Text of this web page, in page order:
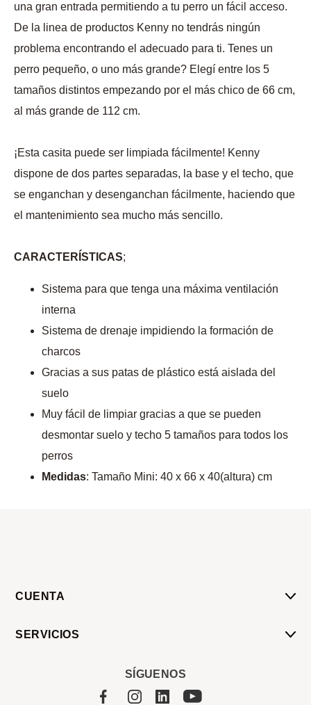
una gran entrada permitiendo a tu perro un fácil acceso.
De la linea de productos Kenny no tendrás ningún
problema encontrando el adecuado para ti. Tenes un
perro pequeño, o uno más grande? Elegí entre los 5
tamaños distintos empezando por el más chico de 66 cm,
al más grande de 112 cm.
¡Esta casita puede ser limpiada fácilmente! Kenny
dispone de dos partes separadas, la base y el techo, que
se enganchan y desenganchan fácilmente, haciendo que
el mantenimiento sea mucho más sencillo.
CARACTERÍSTICAS;
Sistema para que tenga una máxima ventilación
interna
Sistema de drenaje impidiendo la formación de
charcos
Gracias a sus patas de plástico está aislada del
suelo
Muy fácil de limpiar gracias a que se pueden
desmontar suelo y techo 5 tamaños para todos los
perros
Medidas: Tamaño Mini: 40 x 66 x 40(altura) cm
CUENTA
SERVICIOS
SÍGUENOS